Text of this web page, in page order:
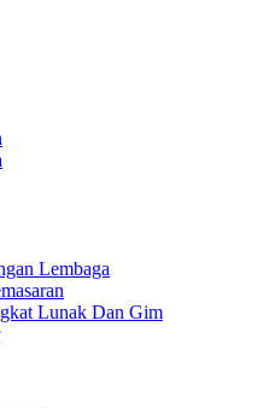
Lembaga
Lunak Dan Gim